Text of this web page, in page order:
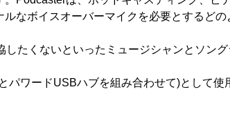
なボイスオーバーマイクを必要とするどの
たくないといったミュージシャンとソン
ワードUSBハブを組み合わせて)として